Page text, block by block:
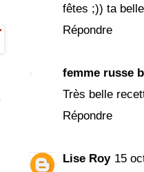
fêtes ;)) ta
Répondre
femme russe
Très belle
Répondre
Lise Roy 15